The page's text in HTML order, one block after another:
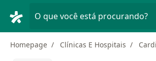
O que você está procurando?
Homepage Clínicas E Hospitais